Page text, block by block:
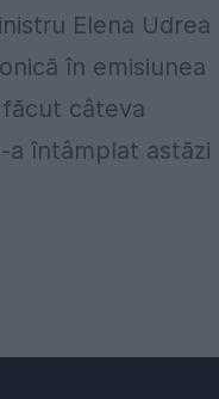
Elena Udrea
în emisiunea
câteva
a întâmplat astăzi